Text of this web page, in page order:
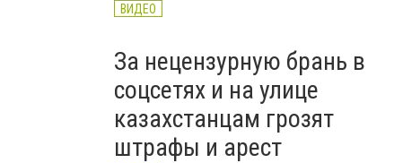
ВИДЕО
За нецензурную брань в
соцсетях и на улице
казахстанцам грозят
штрафы и арест